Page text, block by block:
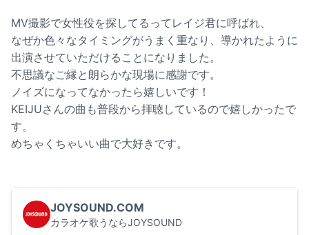
MV撮影で女性役を探してるってレイジ君に呼ばれ、
なぜか色々なタイミングがうまく重なり、導かれたように
出演させていただけることになりました。
不思議なご縁と朗らかな現場に感謝です。
ノイズになってなかったら嬉しいです！
KEIJUさんの曲も普段から拝聴しているので嬉しかったで
す。
めちゃくちゃいい曲で大好きです。
JOYSOUND.COM
カラオケ歌うならJOYSOUND